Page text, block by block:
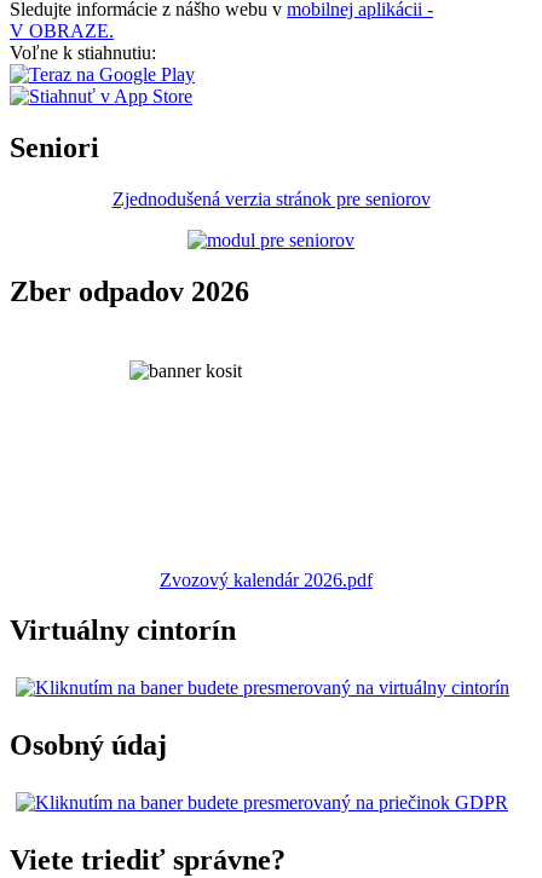
Sledujte informácie z nášho webu v mobilnej aplikácii -
V OBRAZE.
Voľne k stiahnutiu:
Seniori
Zjednodušená verzia stránok pre seniorov
Zber odpadov 2026
Zvozový kalendár 2026.pdf
Virtuálny cintorín
Osobný údaj
Viete triediť správne?